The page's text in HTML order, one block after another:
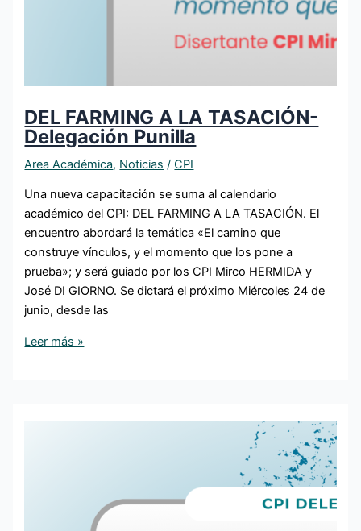
DEL FARMING A LA TASACIÓN-
Delegación Punilla
Area Académica, Noticias /CPI
Una nueva capacitación se suma al calendario
académico del CPI: DEL FARMING A LA TASACIÓN. El
encuentro abordará la temática «El camino que
construye vínculos, y el momento que los pone a
prueba»; y será guiado por los CPI Mirco HERMIDA y
José DI GIORNO. Se dictará el próximo Miércoles 24 de
junio, desde las
Leer más »